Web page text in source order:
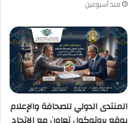
منذ أسبوعين
المنتدى الدولي للصحافة والإعلام